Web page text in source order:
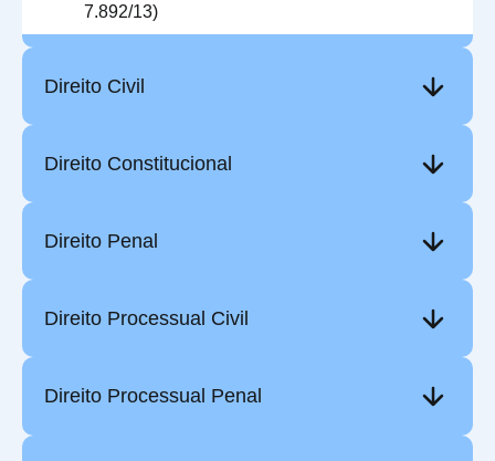
7.892/13)
Direito Civil
Direito Constitucional
Direito Penal
Direito Processual Civil
Direito Processual Penal